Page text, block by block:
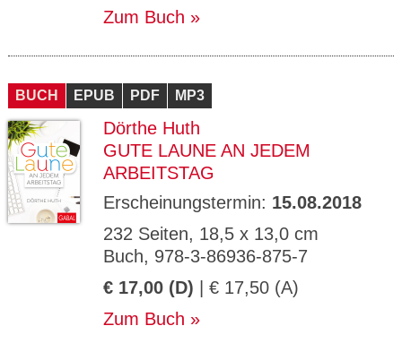
Zum Buch
BUCH EPUB PDF MP3
Dörthe Huth
GUTE LAUNE AN JEDEM
ARBEITSTAG
Erscheinungstermin: 15.08.2018
232 Seiten, 18,5 x 13,0 cm
Buch, 978-3-86936-875-7
€ 17,00 (D) | € 17,50 (A)
Zum Buch